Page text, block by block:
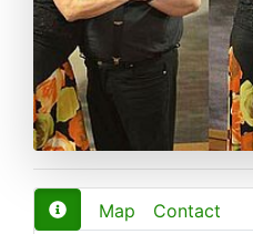
Map Contact